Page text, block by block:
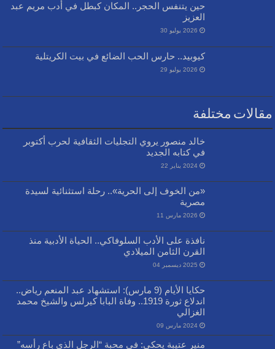
حين يتنفس الحجر.. المكان كبطل في أدب مريم عبد
العزيز
2026 يوليو 30
كيوبيد.. حارس الحب الضائع في بيت الكريتلية
2026 يوليو 29
مقالات مختلفة
خالد منصور يروي التجليات الثقافية لحرب أكتوبر
في كتابه الجديد
2024 يناير 22
«من الخوف إلى الحرية».. رحلة استثنائية لسيدة
مصرية
2026 مارس 11
نافذة على الأدب السلوفاكي.. الحياة الأدبية منذ
القرن الثامن الميلادي
2025 ديسمبر 04
حكايا الأيام (9 مارس): استشهاد عبد المنعم رياض..
اندلاع ثورة 1919.. وفاة البابا كيرلس والشيخ محمد
الغزالي
2024 مارس 09
منير عتيبة يحكي: في محبة “الرجل الذي باع رأسه”